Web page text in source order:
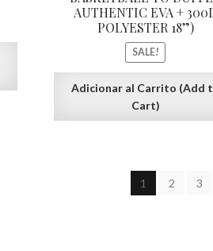
AUTHENTIC EVA +
POLYESTER 18”)
SALE!
Adicionar al Carrito (Add
Cart)
1 2 3